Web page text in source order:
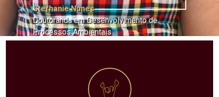
Stefhanie Nunes
Doutoranda em Desenvolvimento de
Processos Ambientais